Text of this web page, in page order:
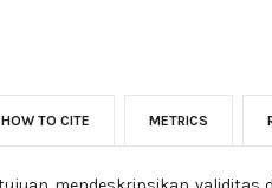
HOW TO CITE METRICS